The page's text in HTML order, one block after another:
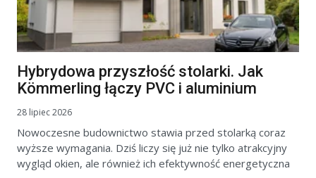
Hybrydowa przyszłość stolarki. Jak
Kömmerling łączy PVC i aluminium
28 lipiec 2026
Nowoczesne budownictwo stawia przed stolarką coraz
wyższe wymagania. Dziś liczy się już nie tylko atrakcyjny
wygląd okien, ale również ich efektywność energetyczna